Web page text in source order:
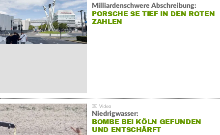
Milliardenschwere Abschreibung:
PORSCHE SE TIEF IN DEN ROTEN
ZAHLEN
Niedrigwasser:
BOMBE BEI KÖLN GEFUNDEN
UND ENTSCHÄRFT